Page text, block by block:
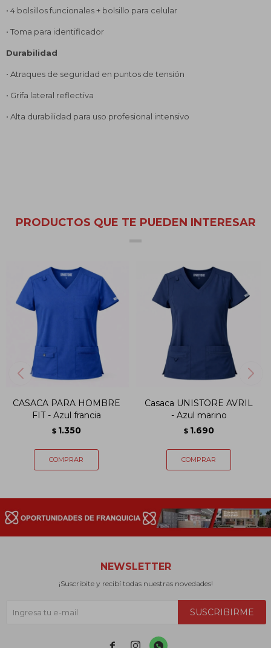
• 4 bolsillos funcionales + bolsillo para celular
• Toma para identificador
Durabilidad
• Atraques de seguridad en puntos de tensión
• Grifa lateral reflectiva
• Alta durabilidad para uso profesional intensivo
PRODUCTOS QUE TE PUEDEN INTERESAR
CASACA PARA HOMBRE
FIT - Azul francia
$ 1.350
Casaca UNISTORE AVRIL
- Azul marino
$ 1.690
NEWSLETTER
¡Suscribite y recibí todas nuestras novedades!
SUSCRIBIRME
  